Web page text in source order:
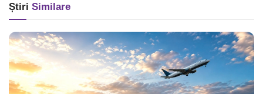
Știri Similare